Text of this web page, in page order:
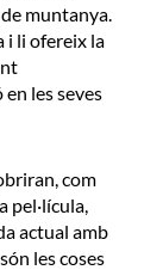
muntanya.
i li ofereix la
les seves
com
pel·lícula,
actual amb
les coses